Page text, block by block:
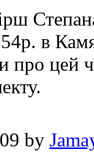
в
про цей
by